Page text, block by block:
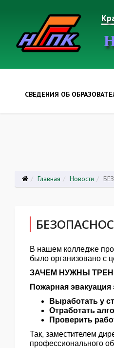
СВЕДЕНИЯ ОБ
Главная Новости
В нашем колледже
было организовано с
ЗАЧЕМ НУЖНЫ
Пожарная
Выработать у
Отработать
Проверить
Так, заместителем
профессионального